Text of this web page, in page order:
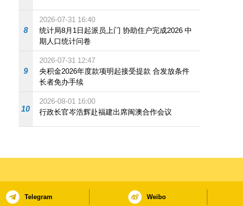
8
2026-07-31 16:40
统计局8月1日起派员上门 协助住户完成2026 中
期人口统计问卷
9
2026-07-31 12:47
央积金2026年度款项明起接受提款 合发放条件
长者免办手续
10
2026-08-01 16:00
行政长官岑浩辉赴福建出席闽澳合作会议
Telegram Weibo